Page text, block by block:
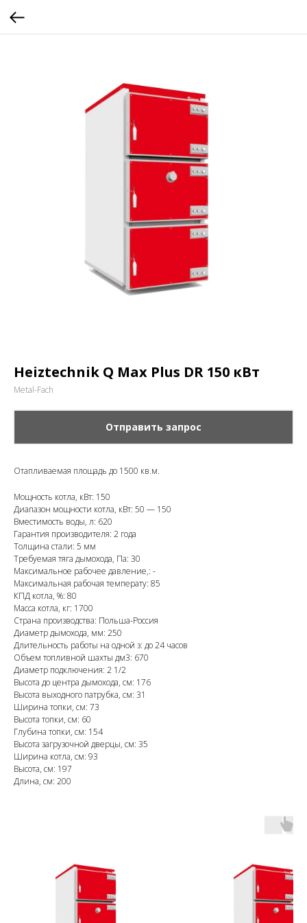
Heiztechnik Q Max Plus DR 150 кВт
Metal-Fach
Отправить запрос
Отапливаемая площадь до 1500 кв.м.
Мощность котла, кВт: 150
Диапазон мощности котла, кВт: 50 — 150
Вместимость воды, л: 620
Гарантия производителя: 2 года
Толщина стали: 5 мм
Требуемая тяга дымохода, Па: 30
Максимальное рабочее давление,: -
Максимальная рабочая температу: 85
КПД котла, %: 80
Масса котла, кг: 1700
Страна производства: Польша-Россия
Диаметр дымохода, мм: 250
Длительность работы на одной з: до 24 часов
Объем топливной шахты дм3: 670
Диаметр подключения: 2 1/2
Высота до центра дымохода, см: 176
Высота выходного патрубка, см: 31
Ширина топки, см: 73
Высота топки, см: 60
Глубина топки, см: 154
Высота загрузочной дверцы, см: 35
Ширина котла, см: 93
Высота, см: 197
Длина, см: 200